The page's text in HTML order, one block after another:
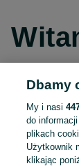
Dbamy
My i nasi
do
plikach
Użytkownik
klikając